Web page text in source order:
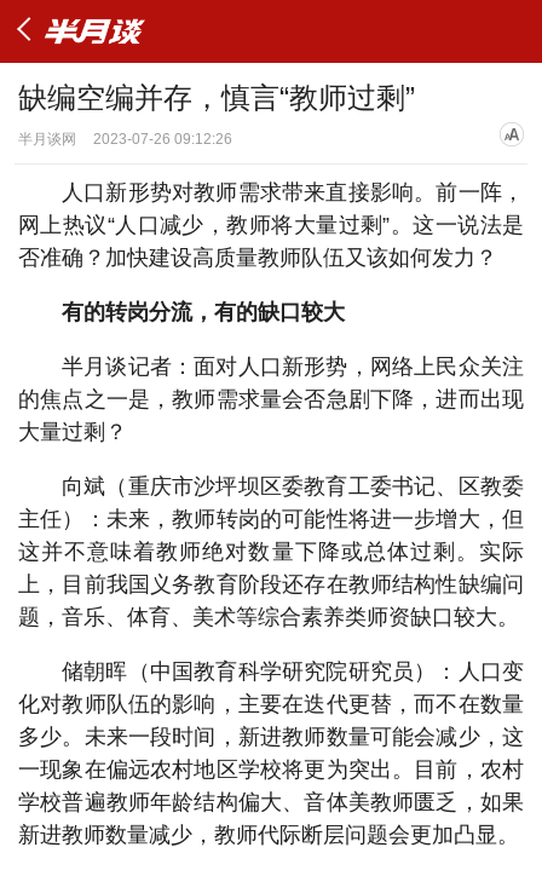
缺编空编并存，慎言“教师过剩”
半月谈网 2023-07-26 09:12:26
人口新形势对教师需求带来直接影响。前一阵，
网上热议“人口减少，教师将大量过剩”。这一说法是
否准确？加快建设高质量教师队伍又该如何发力？
有的转岗分流，有的缺口较大
半月谈记者：面对人口新形势，网络上民众关注
的焦点之一是，教师需求量会否急剧下降，进而出现
大量过剩？
向斌（重庆市沙坪坝区委教育工委书记、区教委
主任）：未来，教师转岗的可能性将进一步增大，但
这并不意味着教师绝对数量下降或总体过剩。实际
上，目前我国义务教育阶段还存在教师结构性缺编问
题，音乐、体育、美术等综合素养类师资缺口较大。
储朝晖（中国教育科学研究院研究员）：人口变
化对教师队伍的影响，主要在迭代更替，而不在数量
多少。未来一段时间，新进教师数量可能会减少，这
一现象在偏远农村地区学校将更为突出。目前，农村
学校普遍教师年龄结构偏大、音体美教师匮乏，如果
新进教师数量减少，教师代际断层问题会更加凸显。